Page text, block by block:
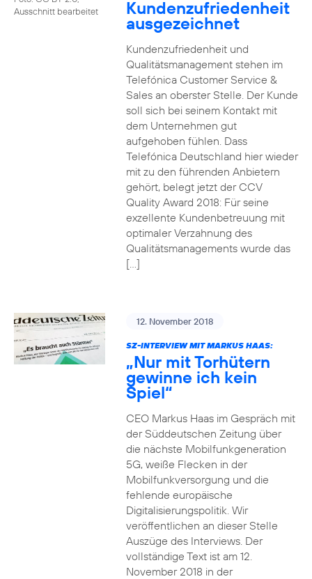
Ausschnitt bearbeitet
Kundenzufriedenheit
ausgezeichnet
Kundenzufriedenheit und
Qualitätsmanagement stehen im
Telefónica Customer Service &
Sales an oberster Stelle. Der Kunde
soll sich bei seinem Kontakt mit
dem Unternehmen gut
aufgehoben fühlen. Dass
Telefónica Deutschland hier wieder
mit zu den führenden Anbietern
gehört, belegt jetzt der CCV
Quality Award 2018: Für seine
exzellente Kundenbetreuung mit
optimaler Verzahnung des
Qualitätsmanagements wurde das
[…]
12. November 2018
SZ-INTERVIEW MIT MARKUS HAAS:
„Nur mit Torhütern
gewinne ich kein
Spiel“
CEO Markus Haas im Gespräch mit
der Süddeutschen Zeitung über
die nächste Mobilfunkgeneration
5G, weiße Flecken in der
Mobilfunkversorgung und die
fehlende europäische
Digitalisierungspolitik. Wir
veröffentlichen an dieser Stelle
Auszüge des Interviews. Der
vollständige Text ist am 12.
November 2018 in der